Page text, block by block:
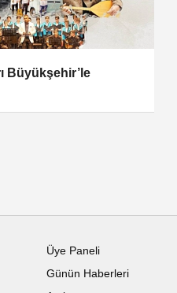
Büyükşehir’le
Üye Paneli
Günün Haberleri